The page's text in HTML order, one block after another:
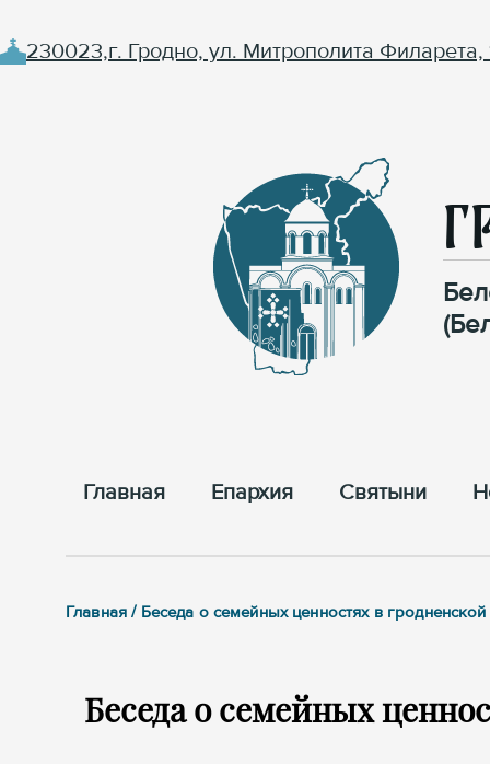
230023,г. Гродно, ул. Митрополита Филарета,
Главная Епархия Cвятыни
Главная / Беседа о семейных ценностях в
Беседа о семейных